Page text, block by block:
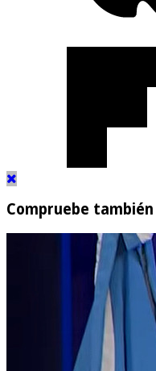
Compruebe también